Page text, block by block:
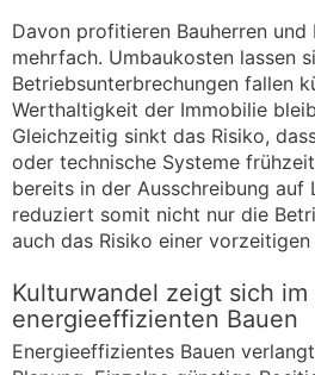
Davon profitieren Bauherren und
mehrfach. Umbaukosten lassen
Betriebsunterbrechungen fallen
Werthaltigkeit der Immobilie
Gleichzeitig sinkt das Risiko,
oder technische Systeme
bereits in der Ausschreibung auf
reduziert somit nicht nur die
auch das Risiko einer vorzeitigen
Kulturwandel zeigt sich im
energieeffizienten Bauen
Energieeffizientes Bauen